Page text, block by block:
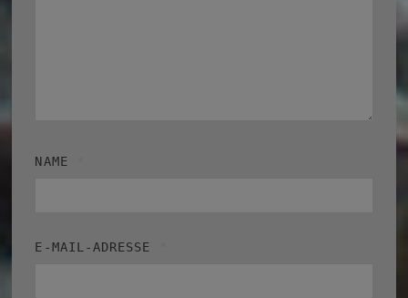
NAME
E-MAIL-ADRESSE